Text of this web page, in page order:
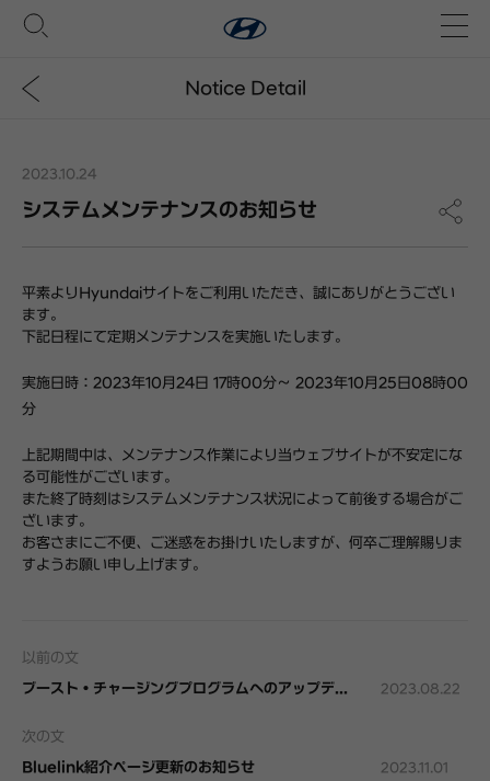
Notice Detail
2023.10.24
システムメンテナンスのお知らせ
平素より Hyundaiサイトをご利用いただき、誠にありがとうござい
ます。
下記日程にて定期メンテナンスを実施いたします。
実施日時： 2023年10月 24 日 17時00分～ 2023年10月 25 日 08時00
分
上記期間中は、メンテナンス作業により当ウェブサイトが不安定にな
る可能性がございます。
また終了時刻はシステムメンテナンス状況によって前後する場合がご
ざいます。
お客さまにご不便、ご迷惑をお掛けいたしますが、何卒ご理解賜りま
すようお願い申し上げます。
以前の文
ブースト・チャージングプログラムへのアップデートについて
2023.08.22
次の文
Bluelink紹介ページ更新のお知らせ
2023.11.01